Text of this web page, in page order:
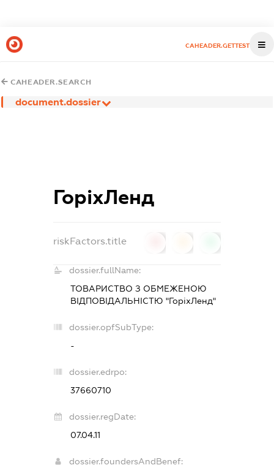
CAHEADER.GETTEST
CAHEADER.SEARCH
document.dossier
ГоріхЛенд
riskFactors.title
dossier.fullName:
ТОВАРИСТВО З ОБМЕЖЕНОЮ
ВІДПОВІДАЛЬНІСТЮ "ГоріхЛенд"
dossier.opfSubType:
-
dossier.edrpo:
37660710
dossier.regDate:
07.04.11
dossier.foundersAndBenef: